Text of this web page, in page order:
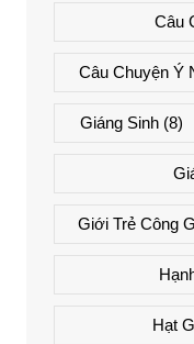
Câu
Câu Chuyện Ý
Giáng Sinh (8)
Giới Trẻ Công
Hạt